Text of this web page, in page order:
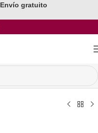
Envío gratuito